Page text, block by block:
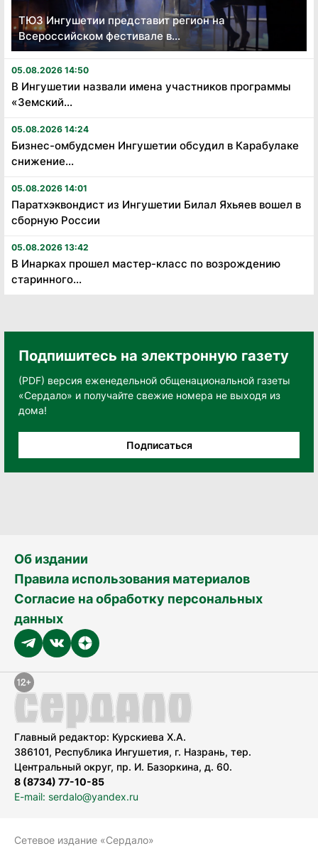
ТЮЗ Ингушетии представит регион на
Всероссийском фестивале в...
05.08.2026 14:50
В Ингушетии назвали имена участников программы
«Земский...
05.08.2026 14:24
Бизнес-омбудсмен Ингушетии обсудил в Карабулаке
снижение...
05.08.2026 14:01
Паратхэквондист из Ингушетии Билал Яхьяев вошел в
сборную России
05.08.2026 13:42
В Инарках прошел мастер-класс по возрождению
старинного...
Подпишитесь на электронную газету
(PDF) версия еженедельной общенациональной газеты
«Сердало» и получайте свежие номера не выходя из
дома!
Подписаться
Об издании
Правила использования материалов
Согласие на обработку персональных
данных
Главный редактор: Курскиева Х.А.
386101, Республика Ингушетия, г. Назрань, тер.
Центральный округ, пр. И. Базоркина, д. 60.
8 (8734) 77-10-85
E-mail: serdalo@yandex.ru
Сетевое издание «Сердало»